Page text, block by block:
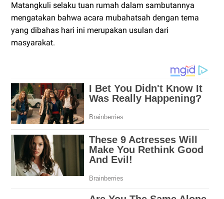
Matangkuli selaku tuan rumah dalam sambutannya
mengatakan bahwa acara mubahatsah dengan tema
yang dibahas hari ini merupakan usulan dari
masyarakat.